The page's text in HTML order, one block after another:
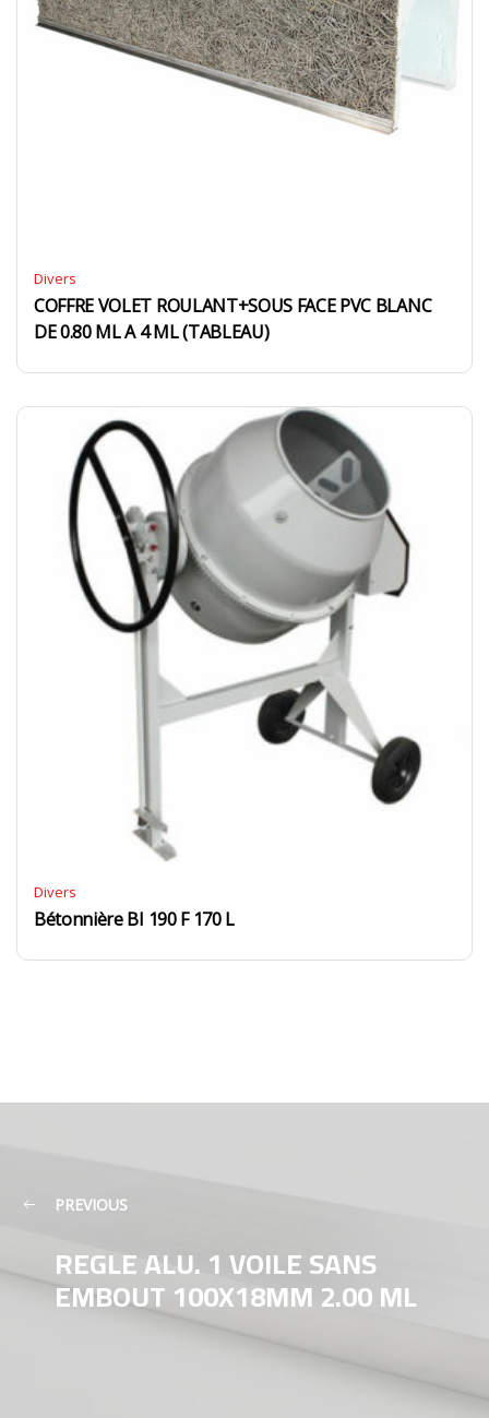
Divers
COFFRE VOLET ROULANT+SOUS FACE PVC BLANC
DE 0.80 ML A 4 ML (TABLEAU)
Divers
Bétonnière BI 190 F 170 L
PREVIOUS
REGLE ALU. 1 VOILE SANS
EMBOUT 100X18MM 2.00 ML